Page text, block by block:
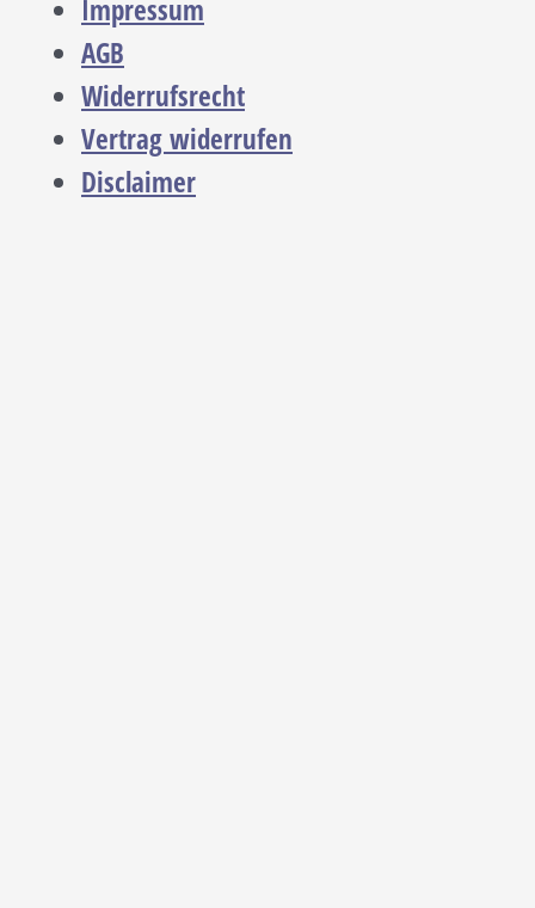
Impressum
AGB
Widerrufsrecht
Vertrag widerrufen
Disclaimer